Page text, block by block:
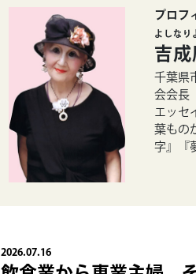
プロフ
吉
よし
成
なり
千葉県
会会長
エッセ
葉もの
字』『
2026.07.16